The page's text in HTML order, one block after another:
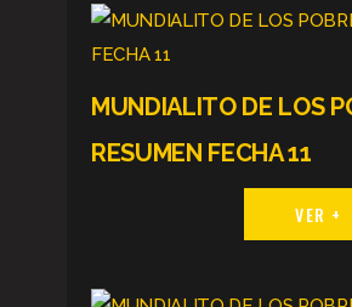
MUNDIALITO DE LOS
RESUMEN FECHA 11
VER +